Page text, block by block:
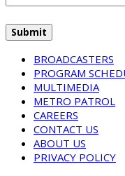
BROADCASTERS
PROGRAM
MULTIMEDIA
METRO PATROL
CAREERS
CONTACT US
ABOUT US
PRIVACY POLICY